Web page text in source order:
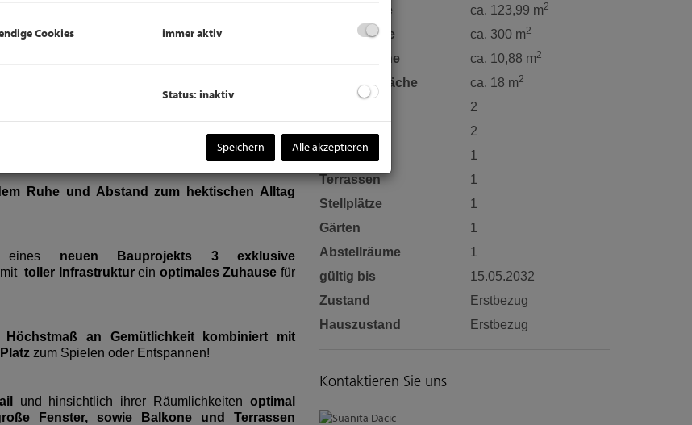
Anbindung - Hochwertige Ausstattung
Ruhe und Abstand zum hektischen Alltag
eines neuen Bauprojekts 3 exklusive
mittoller Infrastrukturein optimales Zuhause für
Höchstmaß an Gemütlichkeit kombiniert mit
zum Spielen oder Entspannen!
und hinsichtlich ihrer Räumlichkeitenoptimal
Fenster, sowie Balkone und Terrassen
Wohnfläche ca. 123,99 m2
Grundfläche ca. 300 m2
Balkonfläche ca. 10,88 m2
Terrassenfläche ca. 18 m2
2
WC
2
Balkone
1
Terrassen
1
Stellplätze
1
Gärten
1
Abstellräume
1
gültig bis
15.05.2032
Zustand
Erstbezug
Hauszustand
Erstbezug
Kontaktieren Sie uns
Cookies immer aktiv
Status: inaktiv
Speichern Alle akzeptieren